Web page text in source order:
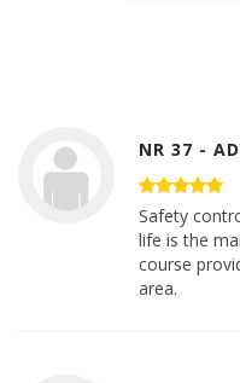
NR 37 -
Safety
life is the
course
area.